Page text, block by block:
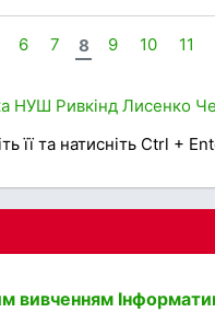
6 7 8 9 10 11
НУШ Ривкінд Лисенко
її та натисніть Ctrl +
вивченням